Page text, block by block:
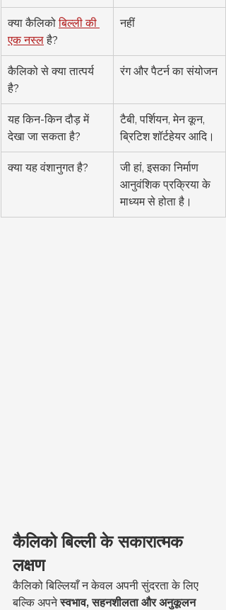
क्या कैलिको बिल्ली की
एक नस्ल है?
नहीं
कैलिको से क्या तात्पर्य
है?
रंग और पैटर्न का संयोजन
यह किन-किन दौड़ में
देखा जा सकता है?
टैबी, पर्शियन, मेन कून,
ब्रिटिश शॉर्टहेयर आदि।
क्या यह वंशानुगत है?
जी हां, इसका निर्माण
आनुवंशिक प्रक्रिया के
माध्यम से होता है।
कैलिको बिल्ली के सकारात्मक
लक्षण
कैलिको बिल्लियाँ न केवल अपनी सुंदरता के लिए
बल्कि अपने स्वभाव, सहनशीलता और अनुकूलन